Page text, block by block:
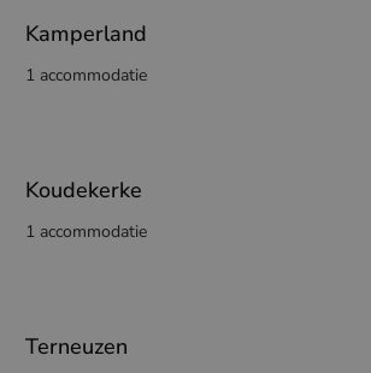
Kamperland
1 accommodatie
Koudekerke
1 accommodatie
Terneuzen